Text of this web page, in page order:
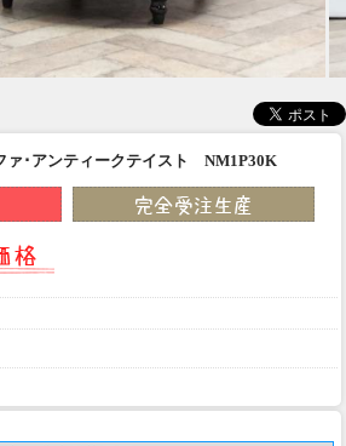
ァ･アンティークテイスト NM1P30K